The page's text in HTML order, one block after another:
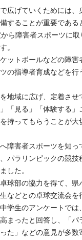
広げていくためには、
することが重要である
ら障害者スポーツに
。
ットボールなどの障害
の指導者育成などを行
地域に広げ、定着さ
「見る」「体験する」
持ってもらうことが大
障害者スポーツを知っ
パラリンピックの競技
した。
球部の協力を得て、県
などとの卓球交流会を
学生のアンケートでは
まったと回答し、「パ
た」などの意見が多数